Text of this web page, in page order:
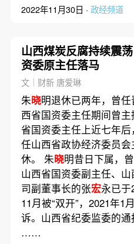
2022年11月30日 · 政经频道
山西煤炭反腐持续震
资委原主任落马
文｜财新 唐爱琳
朱晓明退休已两年，曾
西省国资委主任期间曾
省国资委主任上近七年
任山西省政协经济委员
休。 朱晓明昔日下属，
山西省国资委副主任、
司副董事长的张宏永已于
11月被“双开”，2021年1
诉。山西省纪委监委的通
……